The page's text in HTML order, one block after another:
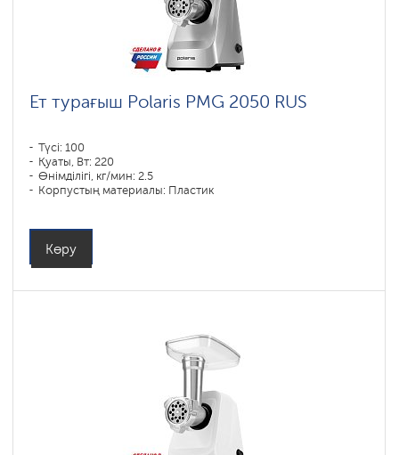
Ет турағыш Polaris PMG 2050 RUS
Түсі: 100
Қуаты, Вт: 220
Өнімділігі, кг/мин: 2.5
Корпустың материалы: Пластик
Көру